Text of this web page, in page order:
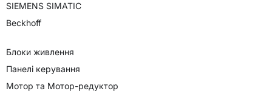
SIEMENS SIMATIC
Beckhoff
Блоки живлення
Панелі керування
Мотор та Мотор-редуктор